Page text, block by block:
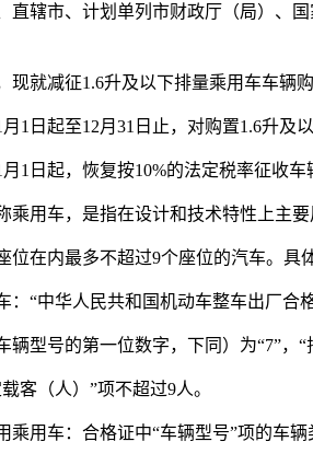
直辖市、计划单列市财政厅（局）、
现就减征1.6升及以下排量乘用车车辆
月1日起至12月31日止，对购置1.6升及
月1日起，恢复按10%的法定税率征收车
乘用车，是指在设计和技术特性上主
位在内最多不超过9个座位的汽车。具
：“中华人民共和国机动车整车出厂
辆型号的第一位数字，下同）为“7”，
客（人）”项不超过9人。
乘用车：合格证中“车辆型号”项的车